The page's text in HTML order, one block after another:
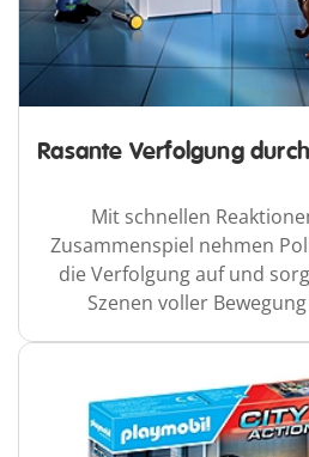
Rasante Verfolgung
Mit schnellen
Zusammenspiel nehmen
die Verfolgung auf und
Szenen voller